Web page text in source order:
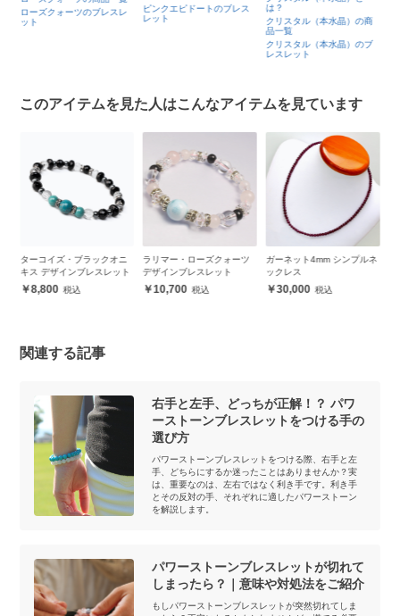
ピンクエピドートのブレス
レット
は？
クリスタル（本水晶）の商
ヒマラヤクリスタルとは？
ヒマラヤクリスタルの商品
一覧
ヒマラヤクリスタルのブレ
スレット
このアイテムを見た人はこんなアイテムを見ています
ラリマー・ローズクォーツ
デザインブレスレット
10,700
ガーネット4mm シンプルネ
ックレス
30,000
ラブラドライト・ピンクエ
ピドート デザインブレスレ
ット
関連する記事
右手と左手、どっちが正解！？ パワ
ーストーンブレスレットをつける手の
選び方
パワーストーンブレスレットをつける際、右手と左
手、どちらにするか迷ったことはありませんか？実
は、重要なのは、左右ではなく利き手です。利き手
とその反対の手、それぞれに適したパワーストーン
を解説します。
パワーストーンブレスレットが切れて
しまったら？｜意味や対処法をご紹介
もしパワーストーンブレスレットが突然切れてしま